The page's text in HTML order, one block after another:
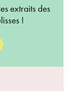
extraits des
!